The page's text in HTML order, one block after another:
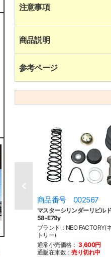
注意事項
商品説明
参考ページ
商品番号 002567
マスターシリンダーリビル
58-E79y
ブランド：NEO FACTORY(
トリー)
通常小売価格： 3,600円
通販在庫数：売り切れ中